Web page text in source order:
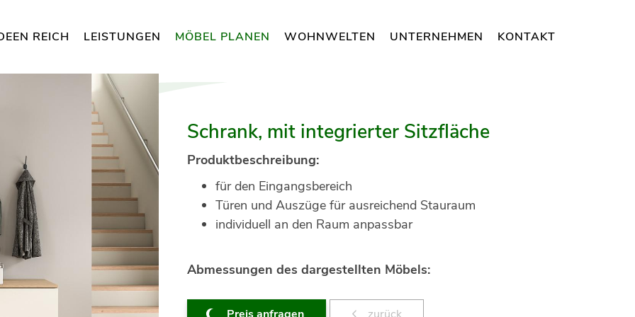
REICH LEISTUNGEN MÖBEL PLANEN WOHNWELTEN UNTERNEHMEN KONTAKT
Schrank, mit integrierter Sitzfläche
Produktbeschreibung:
für den Eingangsbereich
Türen und Auszüge für ausreichend Stauraum
individuell an den Raum anpassbar
Abmessungen des dargestellten Möbels: